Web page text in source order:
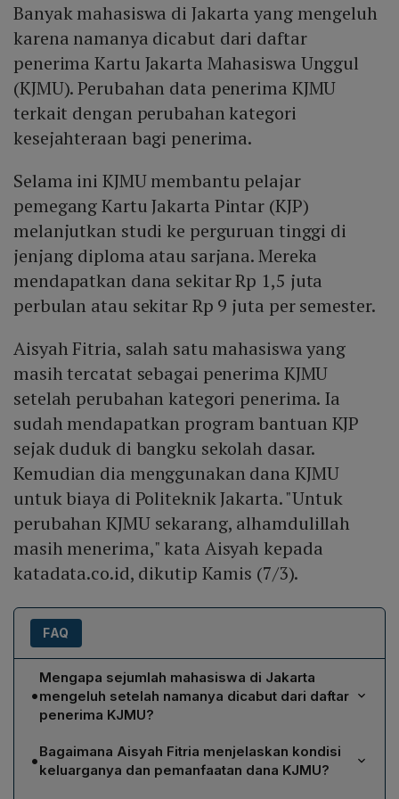
Banyak mahasiswa di Jakarta yang mengeluh
karena namanya dicabut dari daftar
penerima Kartu Jakarta Mahasiswa Unggul
(KJMU). Perubahan data penerima KJMU
terkait dengan perubahan kategori
kesejahteraan bagi penerima.
Selama ini KJMU membantu pelajar
pemegang Kartu Jakarta Pintar (KJP)
melanjutkan studi ke perguruan tinggi di
jenjang diploma atau sarjana. Mereka
mendapatkan dana sekitar Rp 1,5 juta
perbulan atau sekitar Rp 9 juta per semester.
Aisyah Fitria, salah satu mahasiswa yang
masih tercatat sebagai penerima KJMU
setelah perubahan kategori penerima. Ia
sudah mendapatkan program bantuan KJP
sejak duduk di bangku sekolah dasar.
Kemudian dia menggunakan dana KJMU
untuk biaya di Politeknik Jakarta. "Untuk
perubahan KJMU sekarang, alhamdulillah
masih menerima," kata Aisyah kepada
katadata.co.id, dikutip Kamis (7/3).
FAQ
•
Mengapa sejumlah mahasiswa di Jakarta
mengeluh setelah namanya dicabut dari daftar
penerima KJMU?
Keluhan muncul karena Penjabat Gubernur Heru Budi
mengubah kategori penerima KJMU dengan merujuk
pada Data Terpadu Kesejahteraan Sosial (DTKS) dan
•Bagaimana Aisyah Fitria menjelaskan kondisi
keluarganya dan pemanfaatan dana KJMU?